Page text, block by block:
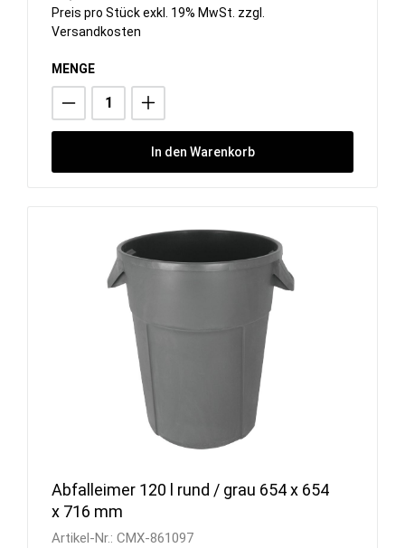
Preis pro Stück exkl. 19% MwSt. zzgl.
Versandkosten
MENGE
In den Warenkorb
Abfalleimer 120 l rund / grau 654 x 654
x 716 mm
Artikel-Nr.: CMX-861097